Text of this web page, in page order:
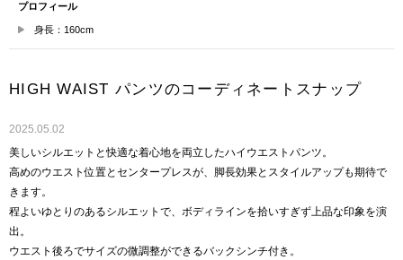
プロフィール
身長：160cm
HIGH WAIST パンツのコーディネートスナップ
2025.05.02
美しいシルエットと快適な着心地を両立したハイウエストパンツ。
高めのウエスト位置とセンタープレスが、脚長効果とスタイルアップも期待で
きます。
程よいゆとりのあるシルエットで、ボディラインを拾いすぎず上品な印象を演
出。
ウエスト後ろでサイズの微調整ができるバックシンチ付き。